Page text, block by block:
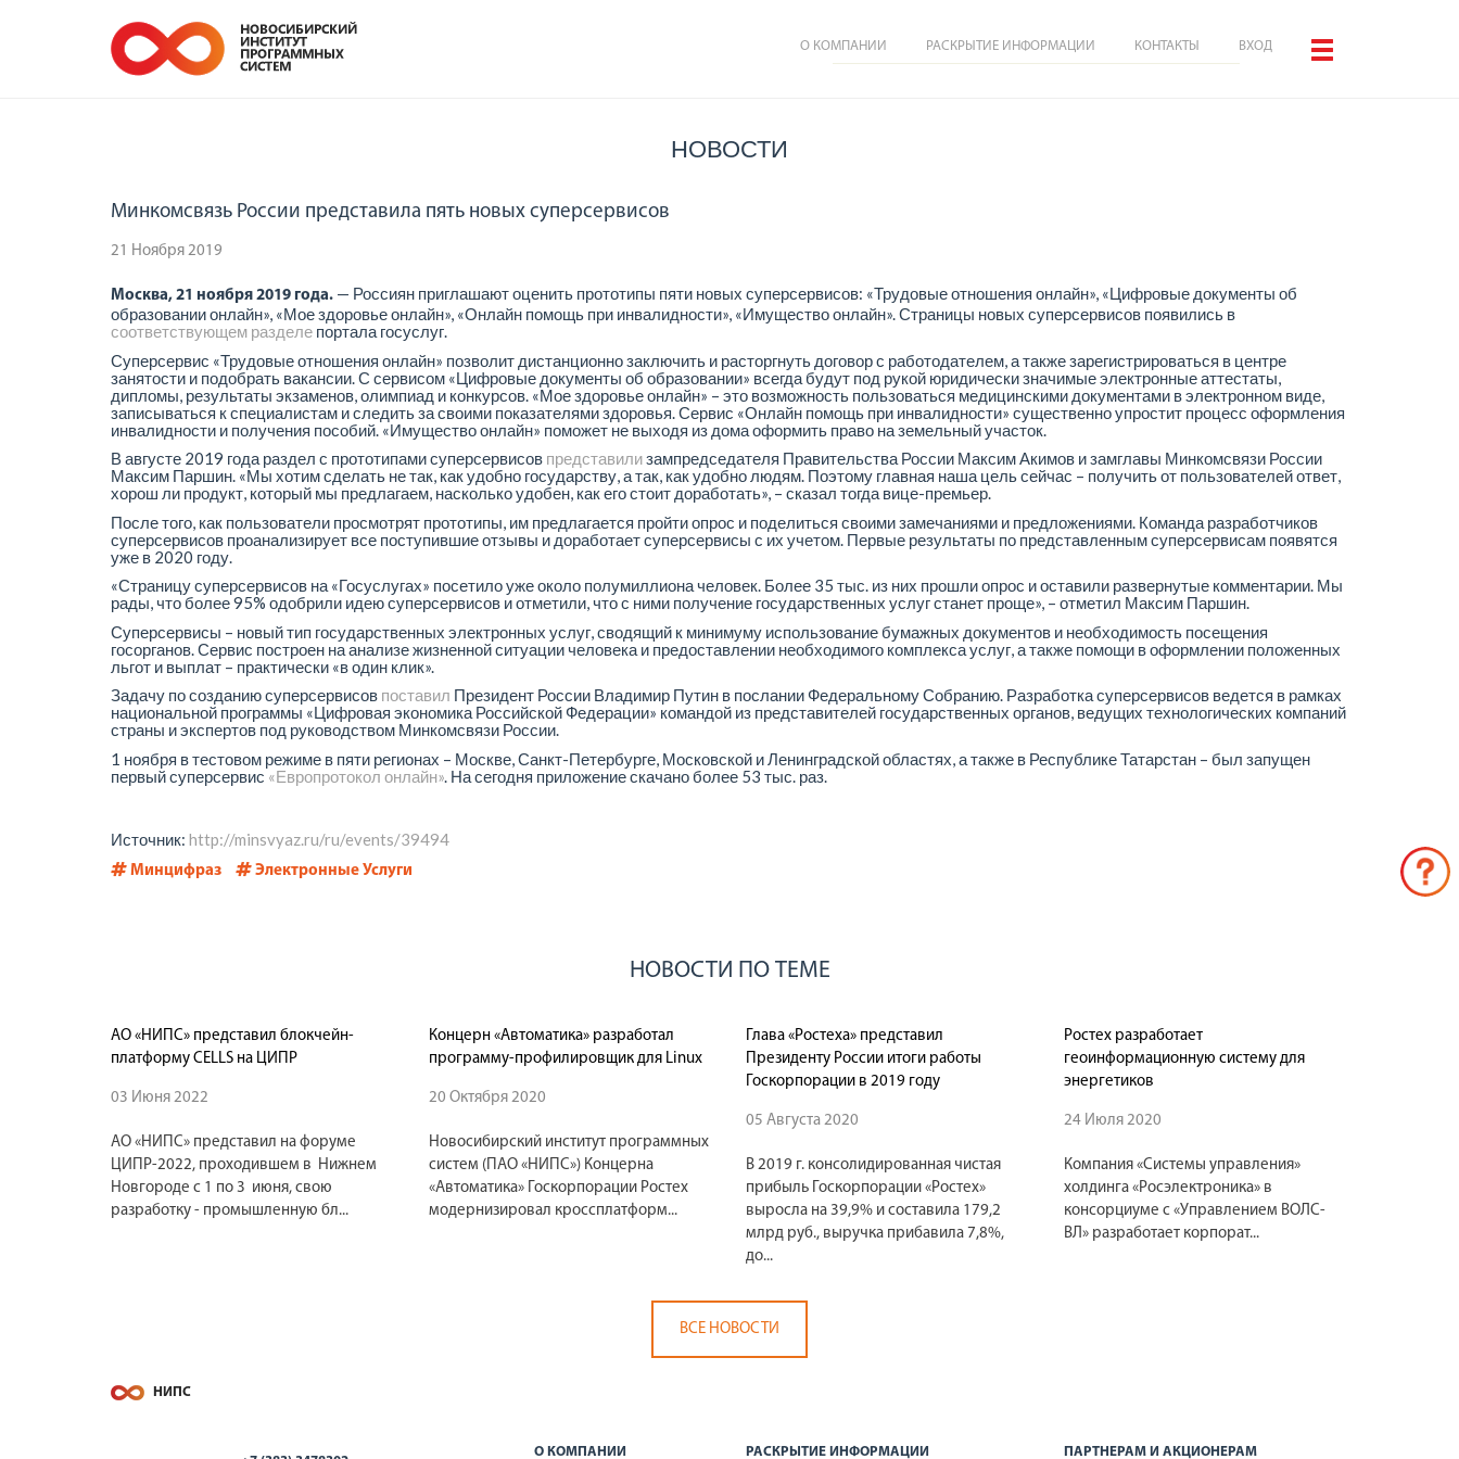
О КОМПАНИИ РАСКРЫТИЕ ИНФОРМАЦИИ КОНТАКТЫ ВХОД
НОВОСТИ
Минкомсвязь России представила пять новых суперсервисов
21 Ноября 2019
Москва, 21 ноября 2019 года. — Россиян приглашают оценить прототипы пяти новых суперсервисов: «Трудовые отношения онлайн», «Цифровые документы об
образовании онлайн», «Мое здоровье онлайн», «Онлайн помощь при инвалидности», «Имущество онлайн». Страницы новых суперсервисов появились в
соответствующем разделе портала госуслуг.
Суперсервис «Трудовые отношения онлайн» позволит дистанционно заключить и расторгнуть договор с работодателем, а также зарегистрироваться в центре
занятости и подобрать вакансии. С сервисом «Цифровые документы об образовании» всегда будут под рукой юридически значимые электронные аттестаты,
дипломы, результаты экзаменов, олимпиад и конкурсов. «Мое здоровье онлайн» – это возможность пользоваться медицинскими документами в электронном виде,
записываться к специалистам и следить за своими показателями здоровья. Сервис «Онлайн помощь при инвалидности» существенно упростит процесс оформления
инвалидности и получения пособий. «Имущество онлайн» поможет не выходя из дома оформить право на земельный участок.
В августе 2019 года раздел с прототипами суперсервисов представилизампредседателя Правительства России Максим Акимов и замглавы Минкомсвязи России
Максим Паршин. «Мы хотим сделать не так, как удобно государству, а так, как удобно людям. Поэтому главная наша цель сейчас – получить от пользователей ответ,
хорош ли продукт, который мы предлагаем, насколько удобен, как его стоит доработать», – сказал тогда вице-премьер.
После того, как пользователи просмотрят прототипы, им предлагается пройти опрос и поделиться своими замечаниями и предложениями. Команда разработчиков
суперсервисов проанализирует все поступившие отзывы и доработает суперсервисы с их учетом. Первые результаты по представленным суперсервисам появятся
уже в 2020 году.
«Страницу суперсервисов на «Госуслугах» посетило уже около полумиллиона человек. Более 35 тыс. из них прошли опрос и оставили развернутые комментарии. Мы
рады, что более 95% одобрили идею суперсервисов и отметили, что с ними получение государственных услуг станет проще», – отметил Максим Паршин.
Суперсервисы – новый тип государственных электронных услуг, сводящий к минимуму использование бумажных документов и необходимость посещения
госорганов. Сервис построен на анализе жизненной ситуации человека и предоставлении необходимого комплекса услуг, а также помощи в оформлении положенных
льгот и выплат – практически «в один клик».
Задачу по созданию суперсервисов поставил Президент России Владимир Путин в послании Федеральному Собранию. Разработка суперсервисов ведется в рамках
национальной программы «Цифровая экономика Российской Федерации» командой из представителей государственных органов, ведущих технологических компаний
страны и экспертов под руководством Минкомсвязи России.
1 ноября в тестовом режиме в пяти регионах – Москве, Санкт-Петербурге, Московской и Ленинградской областях, а также в Республике Татарстан – был запущен
первый суперсервис «Европротокол онлайн» . На сегодня приложение скачано более 53 тыс. раз.
Источник: http://minsvyaz.ru/ru/events/39494
Минцифраз Электронные Услуги
НОВОСТИ ПО ТЕМЕ
АО «НИПС» представил блокчейн-
платформу CELLS на ЦИПР
03 Июня 2022
АО «НИПС» представил на форуме
ЦИПР-2022, проходившем в Нижнем
Новгороде с 1 по 3 июня, свою
разработку - промышленную бл...
Концерн «Автоматика» разработал
программу-профилировщик для Linux
20 Октября 2020
Новосибирский институт программных
систем (ПАО «НИПС») Концерна
«Автоматика» Госкорпорации Ростех
модернизировал кроссплатформ...
Глава «Ростеха» представил
Президенту России итоги работы
Госкорпорации в 2019 году
05 Августа 2020
В 2019 г. консолидированная чистая
прибыль Госкорпорации «Ростех»
выросла на 39,9% и составила 179,2
млрд руб., выручка прибавила 7,8%,
до...
Ростех разработает
геоинформационную систему для
энергетиков
24 Июля 2020
Компания «Системы управления»
холдинга «Росэлектроника» в
консорциуме с «Управлением ВОЛС-
ВЛ» разработает корпорат...
ВСЕ НОВОСТИ
О КОМПАНИИ РАСКРЫТИЕ ИНФОРМАЦИИ ПАРТНЕРАМ И АКЦИОНЕРАМ